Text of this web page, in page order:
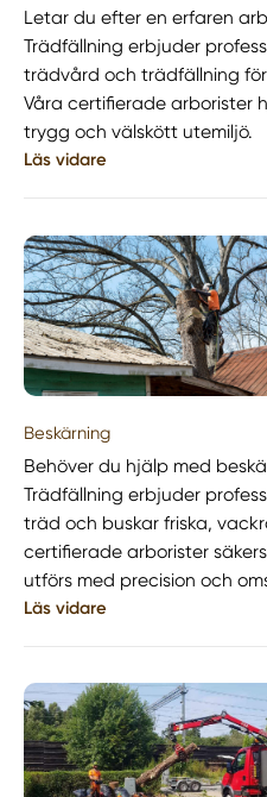
Letar du efter en erfaren
Trädfällning erbjuder
trädvård och trädfällning
Våra certifierade arborister
trygg och välskött utemiljö.
Läs vidare
Beskärning
Behöver du hjälp med
Trädfällning erbjuder
träd och buskar friska,
certifierade arborister
utförs med precision och
Läs vidare